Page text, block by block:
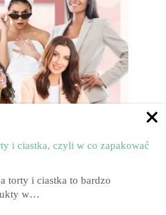
i ciastka, czyli w co zapakować
torty i ciastka to bardzo
w…